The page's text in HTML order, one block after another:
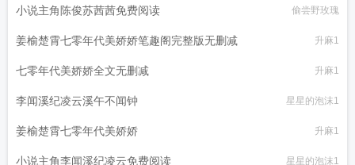
小说主角陈俊苏茜茜免费阅读 偷尝野玫瑰
姜榆楚霄七零年代美娇娇笔趣阁完整版无删减 升麻1
七零年代美娇娇全文无删减 升麻1
李闻溪纪凌云溪午不闻钟 星星的泡沫1
姜榆楚霄七零年代美娇娇 升麻1
小说主角李闻溪纪凌云免费阅读 星星的泡沫1